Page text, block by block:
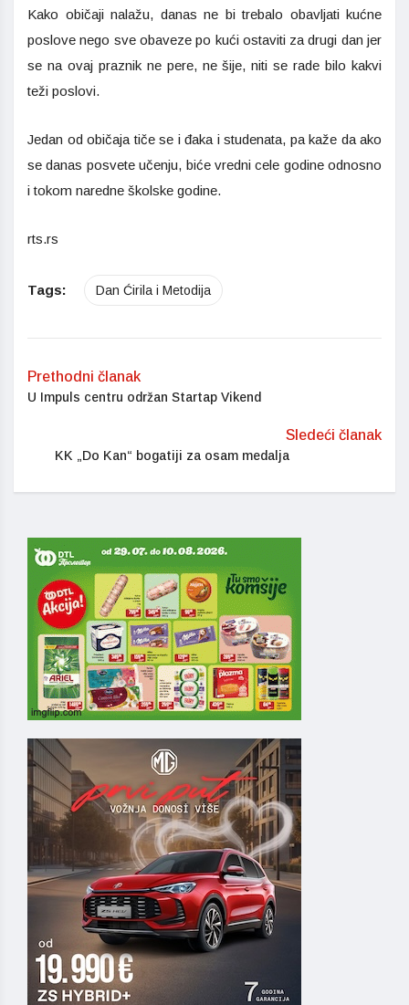
Kako običaji nalažu, danas ne bi trebalo obavljati kućne
poslove nego sve obaveze po kući ostaviti za drugi dan jer
se na ovaj praznik ne pere, ne šije, niti se rade bilo kakvi
teži poslovi.
Jedan od običaja tiče se i đaka i studenata, pa kaže da ako
se danas posvete učenju, biće vredni cele godine odnosno
i tokom naredne školske godine.
rts.rs
Tags: Dan Ćirila i Metodija
Prethodni članak
U Impuls centru održan Startap Vikend
Sledeći članak
KK „Do Kan“ bogatiji za osam medalja